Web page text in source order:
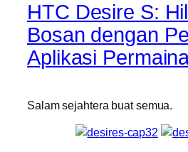
HTC Desire S:
Bosan dengan
Aplikasi
Salam sejahtera buat semua.